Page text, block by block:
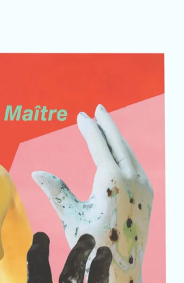
Area revue n°31 – Mains de Maître